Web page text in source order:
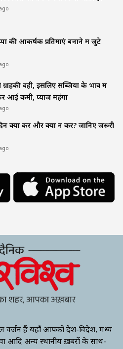
की आकर्षक प्रतिमाएं बनाने में जुटे
वही, इसलिए सब्जियों के भाव में
आई कमी, प्याज महंगा
क्या करें और क्या न करें? जानिए जरूरी
वर्जन हैं यहाँ आपको देश-विदेश, मध्य
आदि अन्य स्थानीय ख़बरों के साथ-